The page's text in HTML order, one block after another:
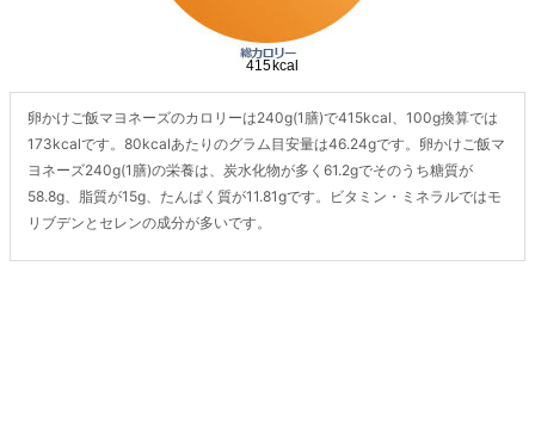
卵かけご飯マヨネーズのカロリーは240g(1膳)で415kcal、100g換算では
173kcalです。80kcalあたりのグラム目安量は46.24gです。卵かけご飯マ
ヨネーズ240g(1膳)の栄養は、炭水化物が多く61.2gでそのうち糖質が
58.8g、脂質が15g、たんぱく質が11.81gです。ビタミン・ミネラルではモ
リブデンとセレンの成分が多いです。